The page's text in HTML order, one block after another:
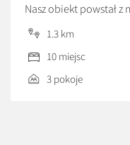
Nasz obiekt powstał z
szczególności o
bezpieczeństwo,
proponujemy szereg
doskonałe miejsce do
1.3 km
10 miejsc
3 pokoje